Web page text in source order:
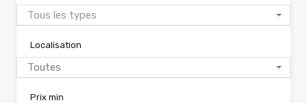
Tous les types
Localisation
Toutes
Prix min